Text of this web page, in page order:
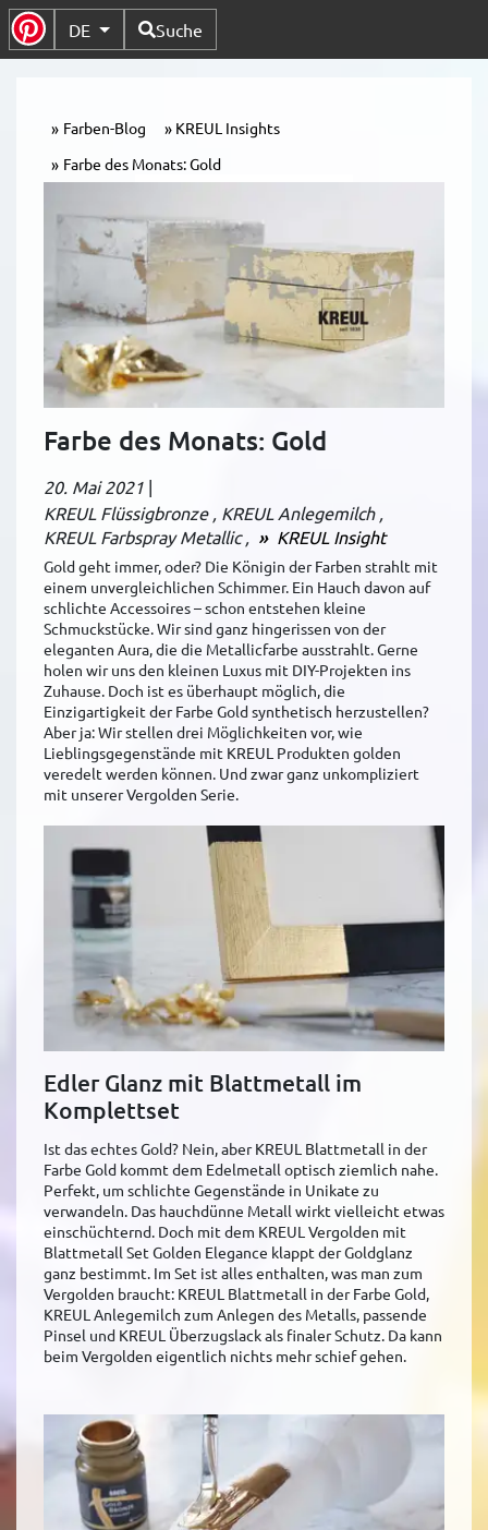
Untermenü Umschalten
DE Verfügbare Sprachen
Suche
Farben-Blog
KREUL Insights
Farbe des Monats: Gold
Farbe des Monats: Gold
20. Mai 2021 |
KREUL Flüssigbronze KREUL Anlegemilch
KREUL Farbspray Metallic
KREUL Insight
Gold geht immer, oder? Die Königin der Farben strahlt mit
einem unvergleichlichen Schimmer. Ein Hauch davon auf
schlichte Accessoires – schon entstehen kleine
Schmuckstücke. Wir sind ganz hingerissen von der
eleganten Aura, die die Metallicfarbe ausstrahlt. Gerne
holen wir uns den kleinen Luxus mit DIY-Projekten ins
Zuhause. Doch ist es überhaupt möglich, die
Einzigartigkeit der Farbe Gold synthetisch herzustellen?
Aber ja: Wir stellen drei Möglichkeiten vor, wie
Lieblingsgegenstände mit KREUL Produkten golden
veredelt werden können. Und zwar ganz unkompliziert
mit unserer Vergolden Serie.
Edler Glanz mit Blattmetall im
Komplettset
Ist das echtes Gold? Nein, aber KREUL Blattmetall in der
Farbe Gold kommt dem Edelmetall optisch ziemlich nahe.
Perfekt, um schlichte Gegenstände in Unikate zu
verwandeln. Das hauchdünne Metall wirkt vielleicht etwas
einschüchternd. Doch mit dem KREUL Vergolden mit
Blattmetall Set Golden Elegance klappt der Goldglanz
ganz bestimmt. Im Set ist alles enthalten, was man zum
Vergolden braucht: KREUL Blattmetall in der Farbe Gold,
KREUL Anlegemilch zum Anlegen des Metalls, passende
Pinsel und KREUL Überzugslack als finaler Schutz. Da kann
beim Vergolden eigentlich nichts mehr schief gehen.